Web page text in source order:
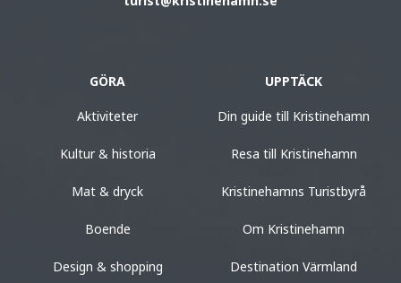
GÖRA
Aktiviteter
Kultur & historia
Mat & dryck
Boende
Design & shopping
UPPTÄCK
Din guide till Kristinehamn
Resa till Kristinehamn
Kristinehamns Turistbyrå
Om Kristinehamn
Destination Värmland